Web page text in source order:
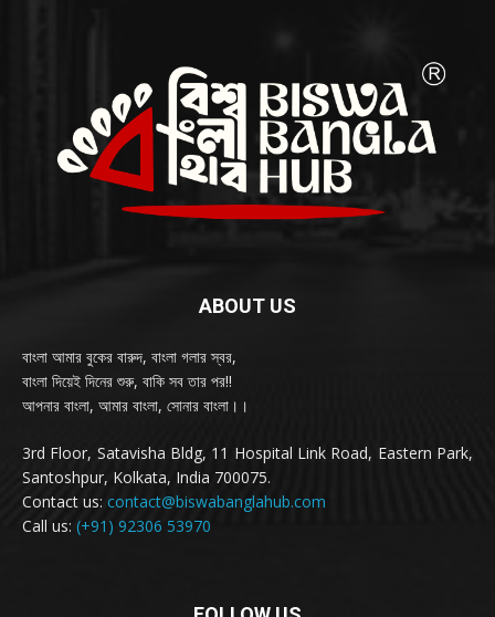
ABOUT US
বাংলা আমার বুকের বারুদ, বাংলা গলার স্বর,
বাংলা দিয়েই দিনের শুরু, বাকি সব তার পর!!
আপনার বাংলা, আমার বাংলা, সোনার বাংলা।।
3rd Floor, Satavisha Bldg, 11 Hospital Link Road, Eastern Park,
Santoshpur, Kolkata, India 700075.
Contact us: contact@biswabanglahub.com
Call us: (+91) 92306 53970